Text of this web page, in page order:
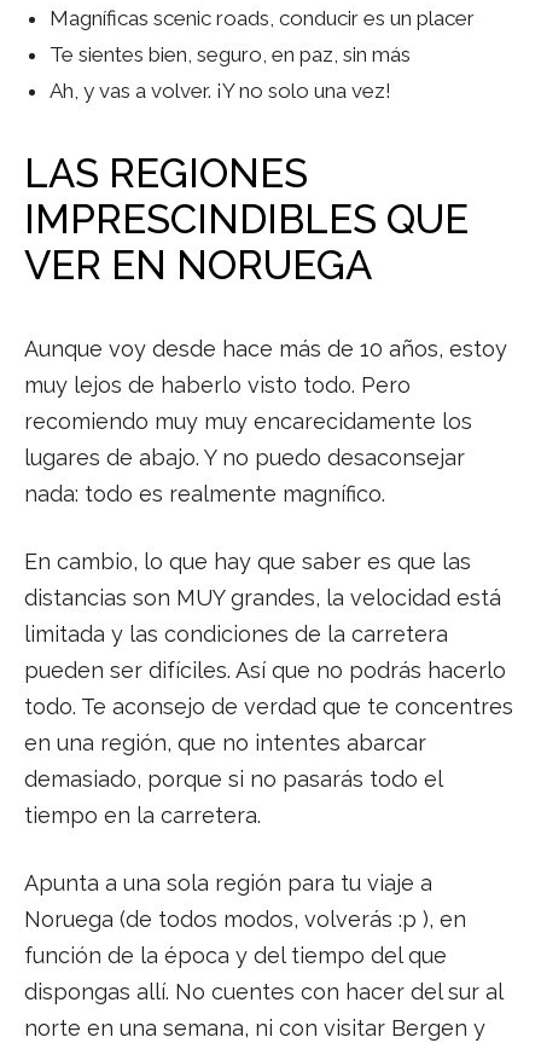
Magníficas scenic roads, conducir es un placer
Te sientes bien, seguro, en paz, sin más
Ah, y vas a volver. ¡Y no solo una vez!
LAS REGIONES
IMPRESCINDIBLES QUE
VER EN NORUEGA
Aunque voy desde hace más de 10 años, estoy
muy lejos de haberlo visto todo. Pero
recomiendo muy muy encarecidamente los
lugares de abajo. Y no puedo desaconsejar
nada: todo es realmente magnífico.
En cambio, lo que hay que saber es que las
distancias son MUY grandes, la velocidad está
limitada y las condiciones de la carretera
pueden ser difíciles. Así que no podrás hacerlo
todo. Te aconsejo de verdad que te concentres
en una región, que no intentes abarcar
demasiado, porque si no pasarás todo el
tiempo en la carretera.
Apunta a una sola región para tu viaje a
Noruega (de todos modos, volverás :p ), en
función de la época y del tiempo del que
dispongas allí. No cuentes con hacer del sur al
norte en una semana, ni con visitar Bergen y